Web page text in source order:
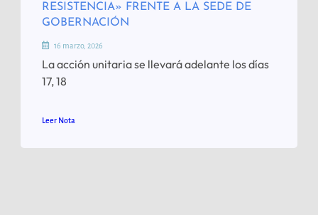
RESISTENCIA» FRENTE A LA SEDE DE
GOBERNACIÓN
16 marzo, 2026
La acción unitaria se llevará adelante los días
17, 18
Leer Nota